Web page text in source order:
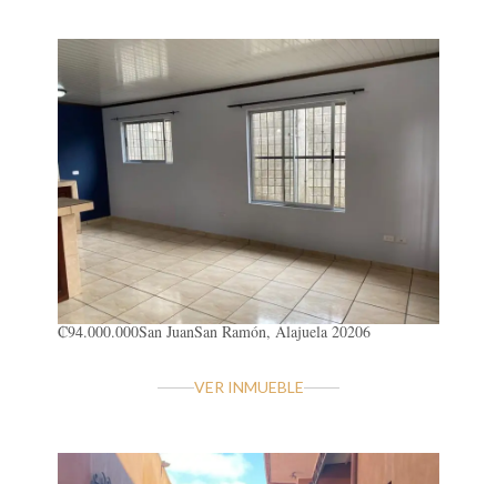
₡94.000.000San JuanSan Ramón, Alajuela 20206
VER INMUEBLE